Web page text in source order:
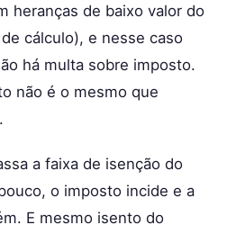
heranças de baixo valor do
cálculo), e nesse caso
há multa sobre imposto.
não é o mesmo que
a faixa de isenção do
o imposto incide e a
E mesmo isento do